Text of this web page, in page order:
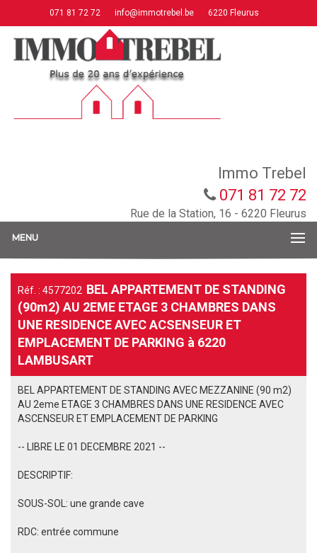
071 81 72 72 info@immotrebel.be 6220 Fleurus
Immo Trebel
071 81 72 72
Rue de la Station, 16 - 6220 Fleurus
MENU
Réf. : 4577202 BEL APPARTEMENT DE STANDING
(90m2) AU 2EME ETAGE 3 CHAMBRES DANS
UNE RESIDENCE AVEC ACSENSEUR ET
EMPLACEMENT DE PARKING à 6220
LAMBUSART
BEL APPARTEMENT DE STANDING AVEC MEZZANINE (90 m2)
AU 2eme ETAGE 3 CHAMBRES DANS UNE RESIDENCE AVEC
ASCENSEUR ET EMPLACEMENT DE PARKING
-- LIBRE LE 01 DECEMBRE 2021 --
DESCRIPTIF:
SOUS-SOL: une grande cave
RDC: entrée commune